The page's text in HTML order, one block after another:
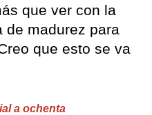
que ver con la
de madurez para
que esto se va
a ochenta